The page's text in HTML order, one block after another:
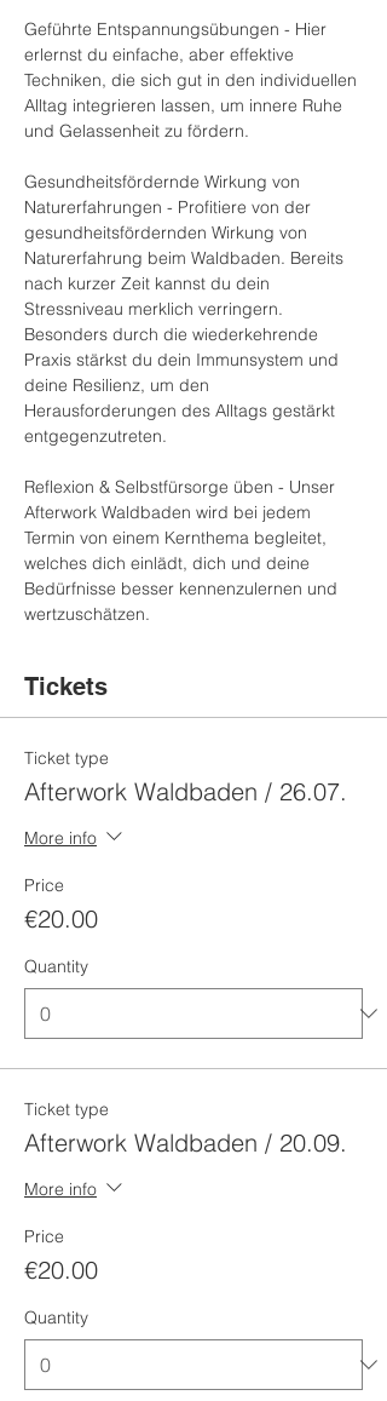
​Geführte Entspannungsübungen - Hier
erlernst du einfache, aber effektive
Techniken, die sich gut in den individuellen
Alltag integrieren lassen, um innere Ruhe
und Gelassenheit zu fördern.​
Gesundheitsfördernde Wirkung von
Naturerfahrungen - Profitiere von der
gesundheitsfördernden Wirkung von
Naturerfahrung beim Waldbaden. Bereits
nach kurzer Zeit kannst du dein
Stressniveau merklich verringern.
Besonders durch die wiederkehrende
Praxis stärkst du dein Immunsystem und
deine Resilienz, um den
Herausforderungen des Alltags gestärkt
entgegenzutreten.
​Reflexion & Selbstfürsorge üben - Unser
Afterwork Waldbaden wird bei jedem
Termin von einem Kernthema begleitet,
welches dich einlädt, dich und deine
Bedürfnisse besser kennenzulernen und
wertzuschätzen.
Tickets
Ticket type
Afterwork Waldbaden / 26.07.
More info
Price
€20.00
Quantity
Ticket type
Afterwork Waldbaden / 20.09.
More info
Price
€20.00
Quantity